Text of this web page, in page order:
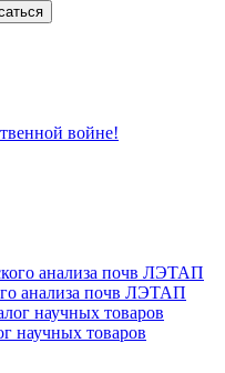
войне!
анализа почв ЛЭТАП
товаров